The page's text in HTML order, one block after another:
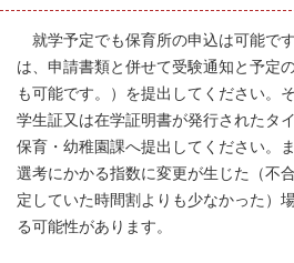
就学予定でも保育所の申込は可能で
は、申請書類と併せて受験通知と予定
も可能です。）を提出してください。
学生証又は在学証明書が発行されたタ
保育・幼稚園課へ提出してください。
選考にかかる指数に変更が生じた（不
定していた時間割よりも少なかった）
る可能性があります。